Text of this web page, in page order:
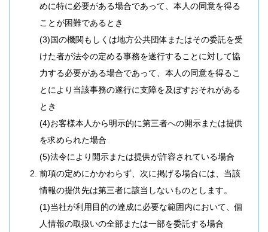
めに特に必要がある場合であって、本人の同意を得る
ことが困難であるとき
(3)国の機関もしくは地方公共団体またはその委託を受
けた者が法令の定める事務を遂行することに対して協
力する必要がある場合であって、本人の同意を得るこ
とにより当該事務の遂行に支障を及ぼすおそれがある
とき
(4)お客様本人から明示的に第三者への開示または提供
を求められた場合
(5)法令により開示または提供が許容されている場合
前項の定めにかかわらず、次に掲げる場合には、当該
情報の提供先は第三者に該当しないものとします。
(1)当社が利用目的の達成に必要な範囲内において、個
人情報の取扱いの全部または一部を委託する場合